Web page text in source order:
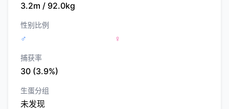
3.2m / 92.0kg
性别比例
♂ ♀
捕获率
30 (3.9%)
生蛋分组
未发现